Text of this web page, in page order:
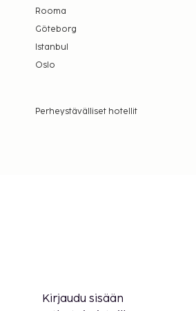
Rooma
Göteborg
Istanbul
Oslo
Perheystävälliset hotellit
Kirjaudu sisään